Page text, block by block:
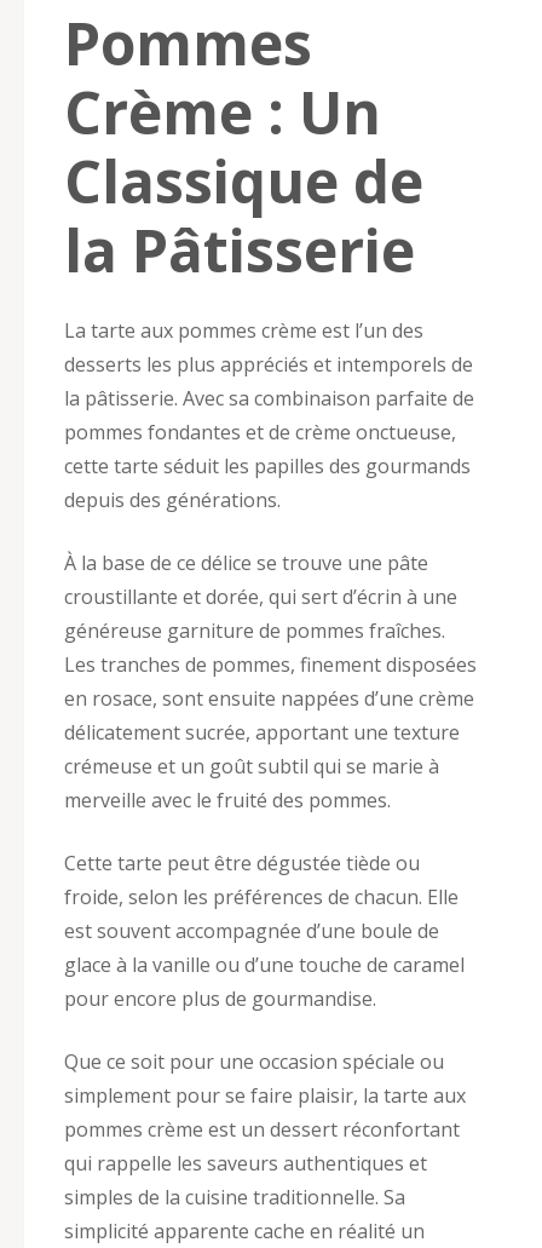
Pommes
Crème : Un
Classique de
la Pâtisserie
La tarte aux pommes crème est l’un des
desserts les plus appréciés et intemporels de
la pâtisserie. Avec sa combinaison parfaite de
pommes fondantes et de crème onctueuse,
cette tarte séduit les papilles des gourmands
depuis des générations.
À la base de ce délice se trouve une pâte
croustillante et dorée, qui sert d’écrin à une
généreuse garniture de pommes fraîches.
Les tranches de pommes, finement disposées
en rosace, sont ensuite nappées d’une crème
délicatement sucrée, apportant une texture
crémeuse et un goût subtil qui se marie à
merveille avec le fruité des pommes.
Cette tarte peut être dégustée tiède ou
froide, selon les préférences de chacun. Elle
est souvent accompagnée d’une boule de
glace à la vanille ou d’une touche de caramel
pour encore plus de gourmandise.
Que ce soit pour une occasion spéciale ou
simplement pour se faire plaisir, la tarte aux
pommes crème est un dessert réconfortant
qui rappelle les saveurs authentiques et
simples de la cuisine traditionnelle. Sa
simplicité apparente cache en réalité un